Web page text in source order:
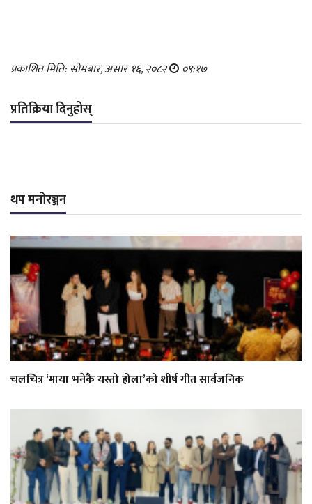
प्रकाशित मिति: सोमबार, असार १६, २०८२ ०९:१७
प्रतिक्रिया दिनुहोस्
थप मनोरञ्जन
चलचित्र ‘माया भनेकै यस्तो होला’को शीर्ष गीत सार्वजनिक